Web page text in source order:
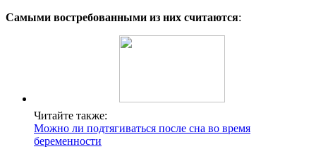
Самыми востребованными из них считаются:
Читайте также:
Можно ли подтягиваться после сна во время
беременности